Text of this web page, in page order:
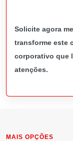
Solicite agora
transforme este
corporativo que
atenções.
MAIS OPÇÕES